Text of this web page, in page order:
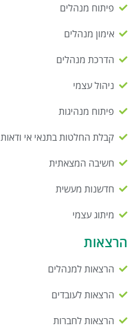
פיתוח מנהלים
אימון מנהלים
הדרכת מנהלים
ניהול עצמי
פיתוח מנהיגות
קבלת החלטות בתנאי אי ודאות
חשיבה המצאתית
חדשנות מעשית
מיתוג עצמי
הרצאות
הרצאות למנהלים
הרצאות לעובדים
הרצאות לחברות